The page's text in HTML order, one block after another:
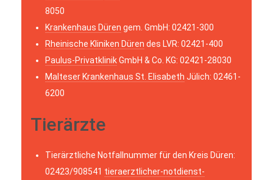
8050
Krankenhaus Düren gem. GmbH: 02421-300
Rheinische Kliniken Düren des LVR: 02421-400
Paulus-PrivatklinikGmbH & Co. KG: 02421-28030
Malteser Krankenhaus St. Elisabeth Jülich: 02461-
6200
Tierärzte
Tierärztliche Notfallnummer für den Kreis Düren:
02423/908541 tieraerztlicher-notdienst-